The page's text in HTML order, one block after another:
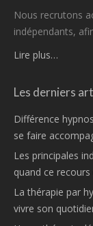
Nous recrutons
indépendants,
Lire plus…
Les derniers
Différence
se faire
Les principales
quand ce
La thérapie par
vivre son